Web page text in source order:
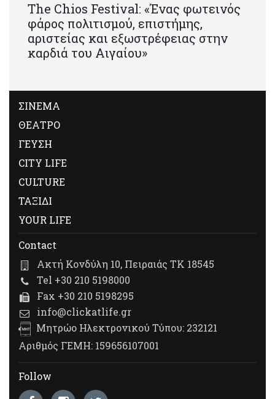
Τhe Chios Festival: «Ένας φωτεινός
φάρος πολιτισμού, επιστήμης,
αριστείας και εξωστρέφειας στην
καρδιά του Αιγαίου»
ΣΙΝΕΜΑ
ΘΕΑΤΡΟ
ΓΕΥΣΗ
CITY LIFE
CULTURE
ΤΑΞΙΔΙ
YOUR LIFE
Contact
Ακτή Κονδύλη 10, Πειραιάς ΤΚ 18545
Tel +30 210 5198000
Fax +30 210 5198295
info@clickatlife.gr
Μητρώο Ηλεκτρονικού Τύπου: 232121
Αριθμός ΓΕΜΗ: 159656107001
Follow